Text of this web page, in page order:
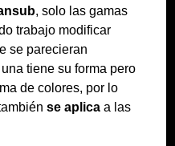
, solo las gamas
trabajo modificar
se parecieran
tiene su forma pero
de colores, por lo
se aplica a las